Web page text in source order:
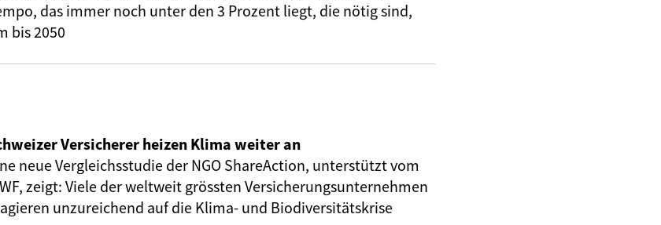
das immer noch unter den 3 Prozent liegt, die nötig sind,
bis 2050
Versicherer heizen Klima weiter an
neue Vergleichsstudie der NGO ShareAction, unterstützt vom
zeigt: Viele der weltweit grössten Versicherungsunternehmen
unzureichend auf die Klima- und Biodiversitätskrise